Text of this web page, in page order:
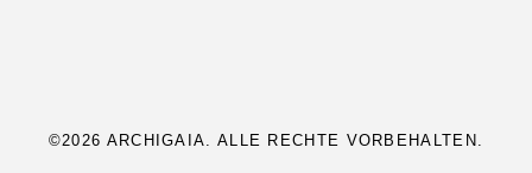
©2026 ARCHIGAIA. ALLE RECHTE VORBEHALTEN.